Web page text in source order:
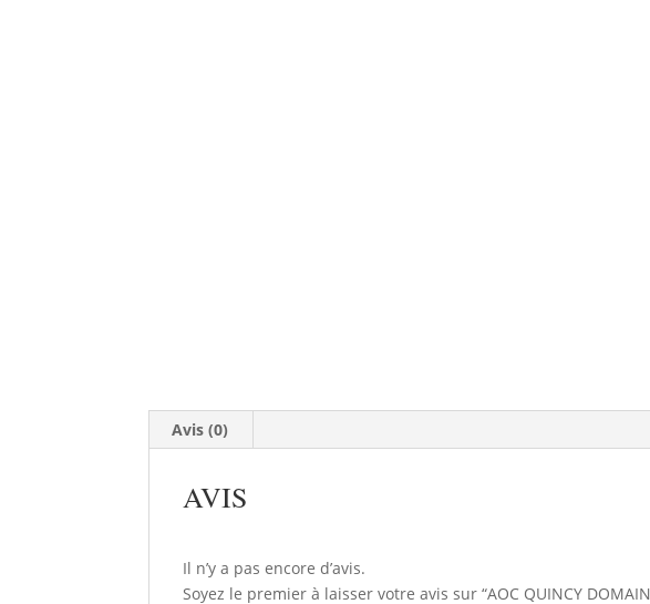
Avis (0)
AVIS
Il n’y a pas encore d’avis.
Soyez le premier à laisser votre avis sur “AOC QUINCY